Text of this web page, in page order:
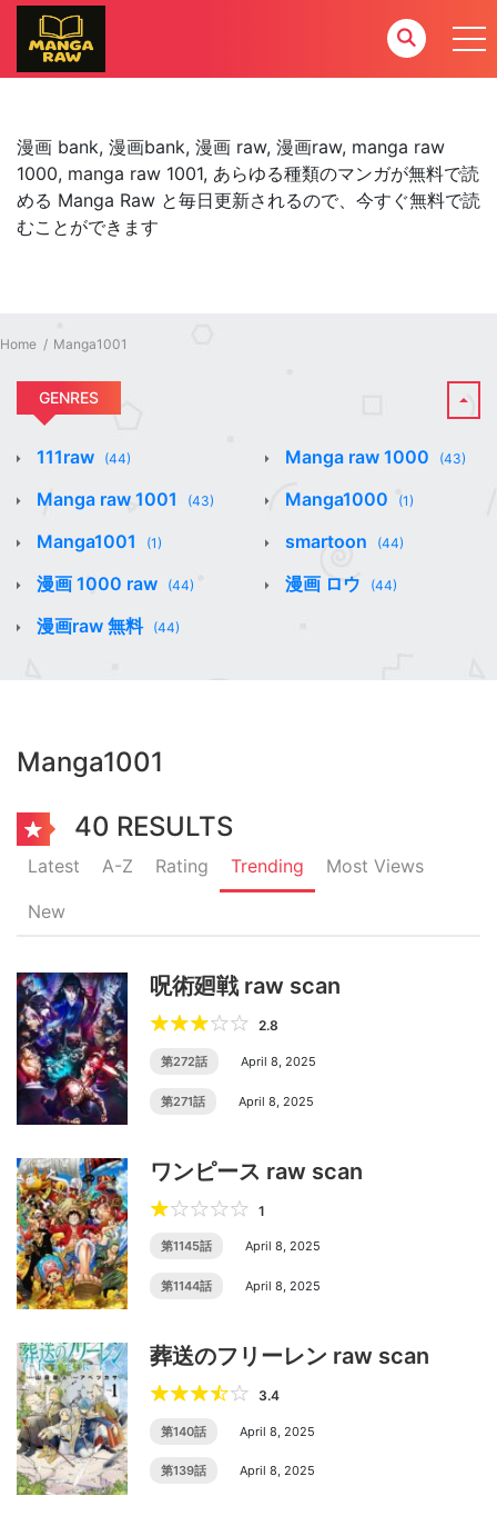
漫画 bank, 漫画bank, 漫画 raw, 漫画raw, manga raw
1000, manga raw 1001, あらゆる種類のマンガが無料で読
める Manga Raw と毎日更新されるので、今すぐ無料で読
むことができます
Home Manga1001
GENRES
111raw (44) Manga raw 1000 (43)
Manga raw 1001 (43) Manga1000 (1)
Manga1001 (1) smartoon (44)
漫画 1000 raw (44) 漫画 ロウ (44)
漫画raw 無料 (44)
Manga1001
40 RESULTS
Latest A-Z Rating Trending Most Views
New
呪術廻戦 raw scan
2.8
第272話 April 8, 2025
第271話 April 8, 2025
ワンピース raw scan
1
第1145話 April 8, 2025
第1144話 April 8, 2025
葬送のフリーレン raw scan
3.4
第140話 April 8, 2025
第139話 April 8, 2025